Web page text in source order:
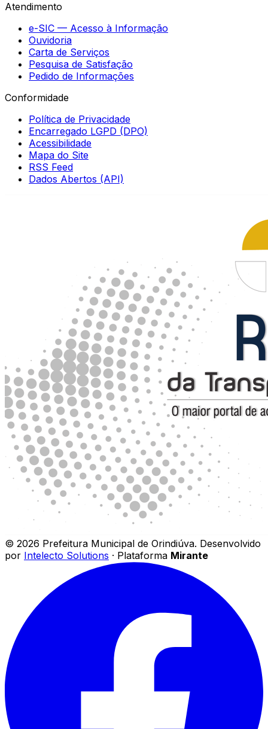
Atendimento
e-SIC — Acesso à Informação
Ouvidoria
Carta de Serviços
Pesquisa de Satisfação
Pedido de Informações
Conformidade
Política de Privacidade
Encarregado LGPD (DPO)
Acessibilidade
Mapa do Site
RSS Feed
Dados Abertos (API)
© 2026 Prefeitura Municipal de Orindiúva. Desenvolvido
por Intelecto Solutions · Plataforma Mirante